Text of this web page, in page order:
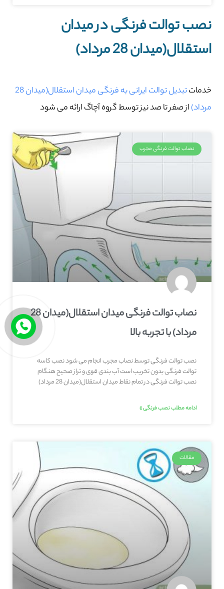
نصب توالت فرنگی در میدان
استقلال(میدان 28 مرداد)
خدمات
تبدیل توالت ایرانی به فرنگی میدان استقلال(میدان 28
مرداد)از صفر تا صد نیز توسط گروه آچاگ ارائه می شود
نصاب توالت فرنگی مجرب
نصاب توالت فرنگی میدان استقلال(میدان 28
مرداد) با تجربه بالا
نصب توالت فرنگی توسط نصاب مجرب انجام می شود نصب کاسه
توالت فرنگی بدون تخریب است آب بندی قوی و تراز صحیح هنگام
نصب توالت فرنگی در تمام نقاط میدان استقلال(میدان 28 مرداد)
ادامه مطلب نصب فرنگی »
مقالات